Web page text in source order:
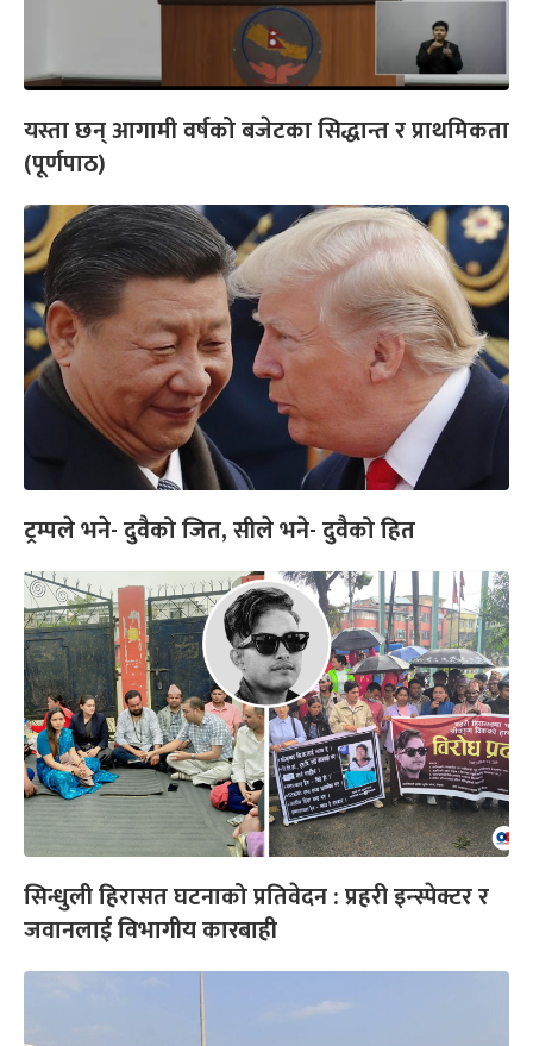
यस्ता छन् आगामी वर्षको बजेटका सिद्धान्त र प्राथमिकता
(पूर्णपाठ)
ट्रम्पले भने- दुवैको जित, सीले भने- दुवैको हित
सिन्धुली हिरासत घटनाको प्रतिवेदन : प्रहरी इन्स्पेक्टर र
जवानलाई विभागीय कारबाही